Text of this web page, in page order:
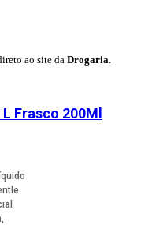
ao site daDrogaria.
Frasco 200Ml